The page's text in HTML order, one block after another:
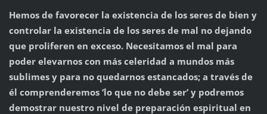
Hemos de favorecer la existencia de los seres de bien y
controlar la existencia de los seres de mal no dejando
que proliferen en exceso. Necesitamos el mal para
poder elevarnos con más celeridad a mundos más
sublimes y para no quedarnos estancados; a través de
él comprenderemos ‘lo que no debe ser’ y podremos
demostrar nuestro nivel de preparación espiritual en